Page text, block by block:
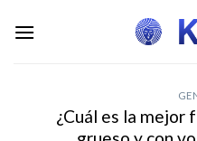
¿Cuál es la mejor